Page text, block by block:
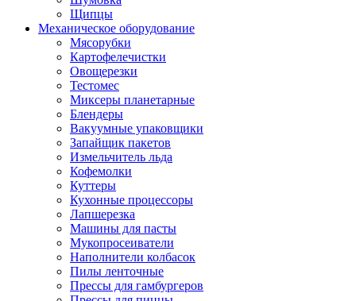
Щипцы
Механическое оборудование
Мясорубки
Картофелечистки
Овощерезки
Тестомес
Миксеры планетарные
Блендеры
Вакуумные упаковщики
Запайщик пакетов
Измельчитель льда
Кофемолки
Куттеры
Кухонные процессоры
Лапшерезка
Машины для пасты
Мукопросеиватели
Наполнители колбасок
Пилы ленточные
Прессы для гамбургеров